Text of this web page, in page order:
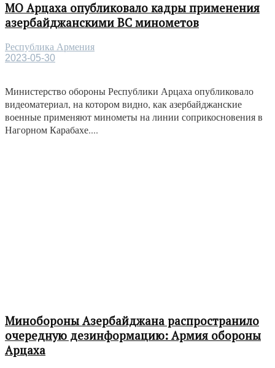
МО Арцаха опубликовало кадры применения
азербайджанскими ВС минометов
Республика Армения
2023-05-30
Министерство обороны Республики Арцаха опубликовало
видеоматериал, на котором видно, как азербайджанские
военные применяют минометы на линии соприкосновения в
Нагорном Карабахе....
Минобороны Азербайджана распространило
очередную дезинформацию: Армия обороны
Арцаха